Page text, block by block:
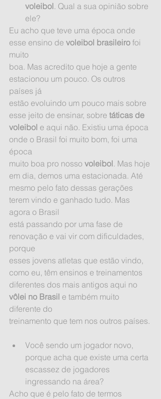
voleibol. Qual a sua opinião sobre
ele?
Eu acho que teve uma época onde
esse ensino de voleibol brasileiro foi
muito
boa. Mas acredito que hoje a gente
estacionou um pouco. Os outros
países já
estão evoluindo um pouco mais sobre
esse jeito de ensinar, sobre táticas de
voleibol e aqui não. Existiu uma época
onde o Brasil foi muito bom, foi uma
época
muito boa pro nosso voleibol. Mas hoje
em dia, demos uma estacionada. Até
mesmo pelo fato dessas gerações
terem vindo e ganhado tudo. Mas
agora o Brasil
está passando por uma fase de
renovação e vai vir com dificuldades,
porque
esses jovens atletas que estão vindo,
como eu, têm ensinos e treinamentos
diferentes dos mais antigos aqui no
vôlei no Brasil e também muito
diferente do
treinamento que tem nos outros países.
Você sendo um jogador novo,
porque acha que existe uma certa
escassez de jogadores
ingressando na área?
Acho que é pelo fato de termos